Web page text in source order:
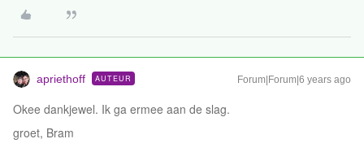
apriethoff AUTEUR Forum|Forum|6 years ago
Okee dankjewel. Ik ga ermee aan de slag.
groet, Bram